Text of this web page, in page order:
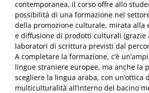
contemporanea, il corso offre allo
possibilità di una formazione nel
della promozione culturale, mirata alla
e diffusione di prodotti culturali (grazie
laboratori di scrittura previsti dal
A completare la formazione, c’è
lingue straniere europee, ma anche la
scegliere la lingua araba, con un’ottica
multiculturalità all’interno del bacino